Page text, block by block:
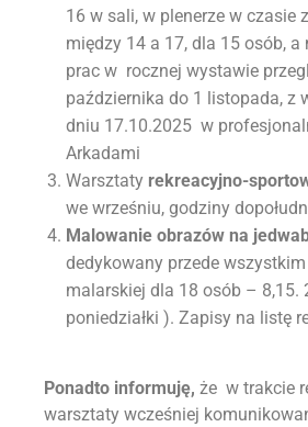
16 w sali, w plenerze w czasie
między 14 a 17, dla 15 osób, a
prac w rocznej wystawie
października do 1 listopada, z
dniu 17.10.2025 w
Arkadami
Warsztaty rekreacyjno-
we wrześniu, godziny
Malowanie obrazów na
dedykowany przede
malarskiej dla 18 osób – 8,15.
poniedziałki ). Zapisy na listę
Ponadto informuję, że w trakcie
warsztaty wcześniej